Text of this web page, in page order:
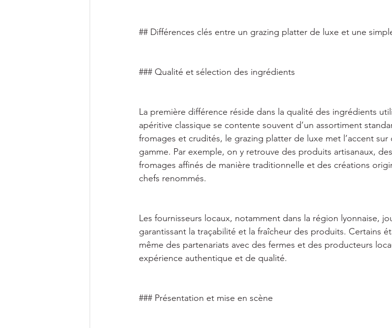
## Différences clés entre un grazing platter de luxe et une
### Qualité et sélection des ingrédients
La première différence réside dans la qualité des ingrédients
apéritive classique se contente souvent d’un assortiment
fromages et crudités, le grazing platter de luxe met l’accent
gamme. Par exemple, on y retrouve des produits artisanaux,
fromages affinés de manière traditionnelle et des créations
chefs renommés.
Les fournisseurs locaux, notamment dans la région lyonnaise,
garantissant la traçabilité et la fraîcheur des produits. Certains
même des partenariats avec des fermes et des producteurs
expérience authentique et de qualité.
### Présentation et mise en scène